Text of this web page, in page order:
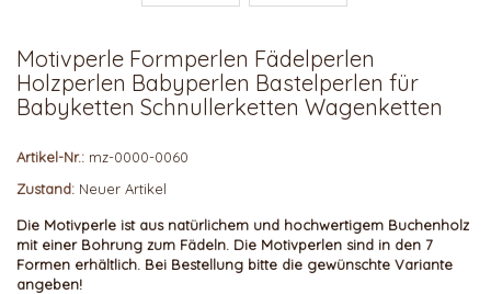
Motivperle Formperlen Fädelperlen
Holzperlen Babyperlen Bastelperlen für
Babyketten Schnullerketten Wagenketten
Artikel-Nr.: mz-0000-0060
Zustand: Neuer Artikel
Die Motivperle ist aus natürlichem und hochwertigem Buchenholz
mit einer Bohrung zum Fädeln. Die Motivperlen sind in den 7
Formen erhältlich. Bei Bestellung bitte die gewünschte Variante
angeben!